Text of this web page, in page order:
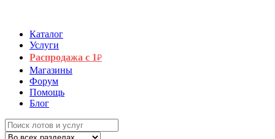
Каталог
Услуги
Распродажа с 1₽
Магазины
Форум
Помощь
Блог